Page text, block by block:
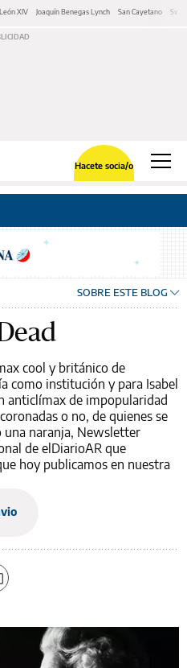
XIV Joaquín Benegas Lynch San Cayetano
Hacete socia/o
SOBRE ESTE BLOG
cool y británico de
como institución y para Isabel
anticlímax de impopularidad
o no, de quienes se
una naranja, Newsletter
de elDiarioAR que
hoy publicamos en nuestra